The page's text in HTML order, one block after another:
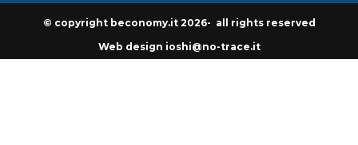
© copyright beconomy.it 2026- all rights reserved
Web design ioshi@no-trace.it